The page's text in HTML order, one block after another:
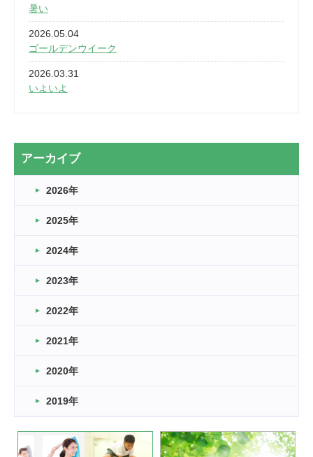
暑い
2026.05.04
ゴールデンウイーク
2026.03.31
いよいよ
2026.03.20
なぎなた
2026.03.16
車いすバスケとRくんのお話
卒業・卒園の季節★
2026.03.11
緑ケ丘体育館
2022.11.03
緑ケ丘体育館
いたっぼーる大会☆彡
緑ケ丘体育館
アーカイブ
2026年
2025年
2024年
2023年
2022年
2021年
2020年
2019年